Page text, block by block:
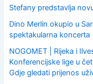
Stefany predstavlja
Dino Merlin okupio u
spektakularna koncerta
NOGOMET | Rijeka i
Konferencijske lige u
Gdje gledati prijenos